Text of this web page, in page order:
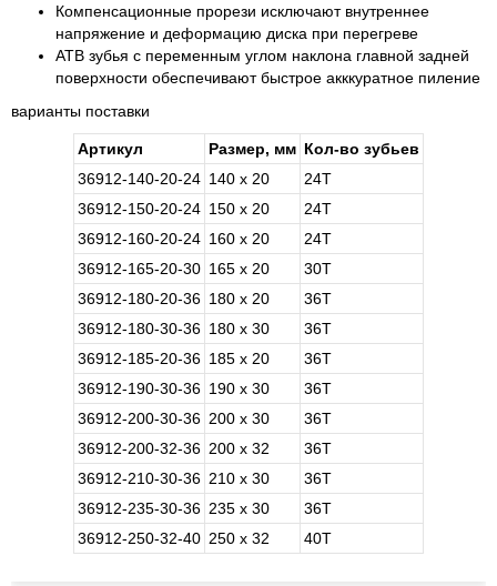
Компенсационные прорези исключают внутреннее
напряжение и деформацию диска при перегреве
АТВ зубья с переменным углом наклона главной задней
поверхности обеспечивают быстрое акккуратное пиление
варианты поставки
Артикул Размер, мм Кол-во зубьев
36912-140-20-24 140 x 20
24T
36912-150-20-24 150 x 20
24T
36912-160-20-24 160 x 20
24T
36912-165-20-30 165 x 20
30T
36912-180-20-36 180 x 20
36Т
36912-180-30-36 180 x 30
36Т
36912-185-20-36 185 x 20
36Т
36912-190-30-36 190 x 30
36Т
36912-200-30-36 200 x 30
36Т
36912-200-32-36 200 x 32
36Т
36912-210-30-36 210 x 30
36Т
36912-235-30-36 235 x 30
36Т
36912-250-32-40 250 x 32 40Т